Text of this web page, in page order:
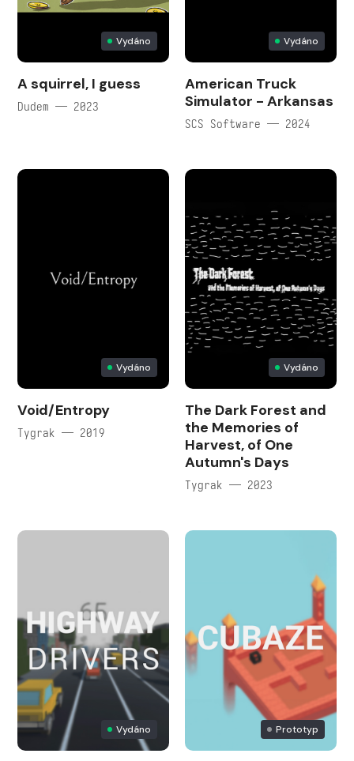
Vydáno
A squirrel, I guess
Dudem — 2023
Vydáno
American Truck
Simulator - Arkansas
SCS Software — 2024
Vydáno
Void/Entropy
Tygrak — 2019
Vydáno
The Dark Forest and
the Memories of
Harvest, of One
Autumn's Days
Tygrak — 2023
Vydáno Prototyp